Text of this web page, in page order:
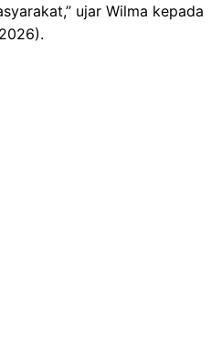
ujar Wilma kepada